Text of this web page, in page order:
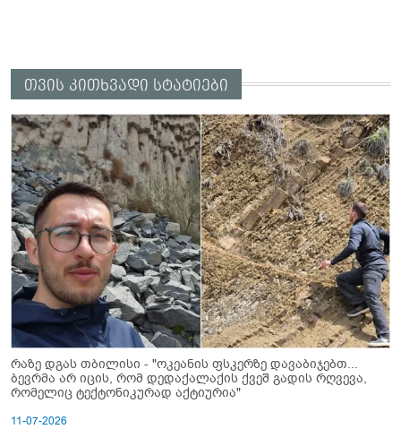
თვის კითხვადი სტატიები
რაზე დგას თბილისი - "ოკეანის ფსკერზე დავაბიჯებთ...
ბევრმა არ იცის, რომ დედაქალაქის ქვეშ გადის რღვევა,
რომელიც ტექტონიკურად აქტიურია"
11-07-2026